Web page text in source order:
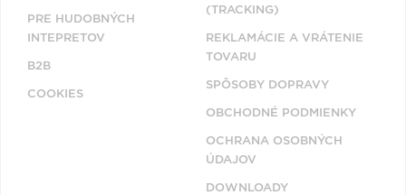
PRE HUDOBNÝCH
INTEPRETOV
B2B
COOKIES
(TRACKING)
REKLAMÁCIE A VRÁTENIE
TOVARU
SPÔSOBY DOPRAVY
OBCHODNÉ PODMIENKY
OCHRANA OSOBNÝCH
ÚDAJOV
DOWNLOADY